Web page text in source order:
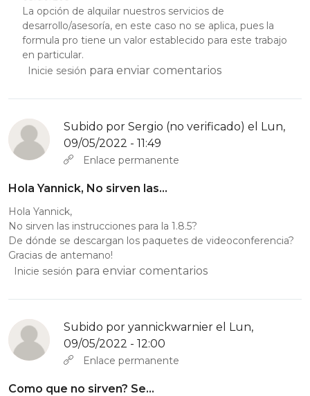
La opción de alquilar nuestros servicios de
desarrollo/asesoría, en este caso no se aplica, pues la
formula pro tiene un valor establecido para este trabajo
en particular.
Inicie sesión para enviar comentarios
Subido por Sergio (no verificado) el Lun,
09/05/2022 - 11:49
Enlace permanente
Hola Yannick, No sirven las…
Hola Yannick,
No sirven las instrucciones para la 1.8.5?
De dónde se descargan los paquetes de videoconferencia?
Gracias de antemano!
Inicie sesión para enviar comentarios
Subido por yannickwarnier el Lun,
09/05/2022 - 12:00
Enlace permanente
Como que no sirven? Se…